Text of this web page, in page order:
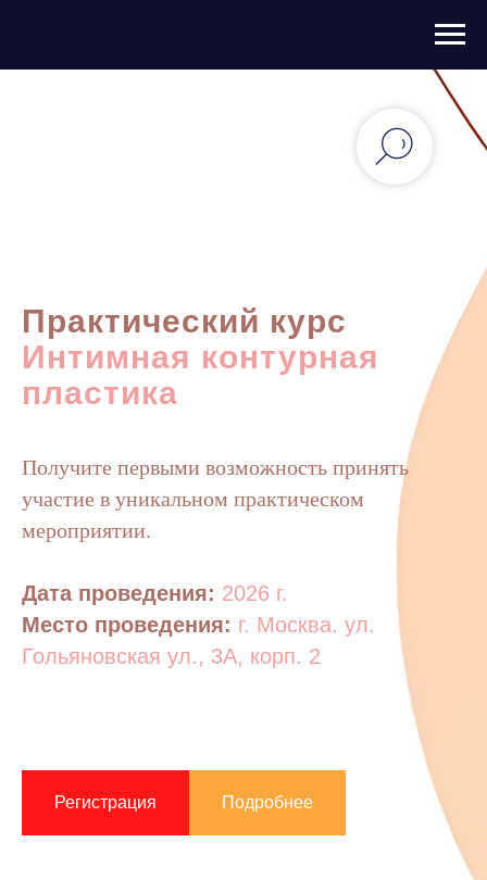
Практический курс
Интимная контурная
пластика
Получите первыми возможность принять
участие в уникальном практическом
мероприятии.
Дата проведения: 2026 г.
Место проведения: г. Москва. ул.
Гольяновская ул., 3А, корп. 2
Регистрация Подробнее